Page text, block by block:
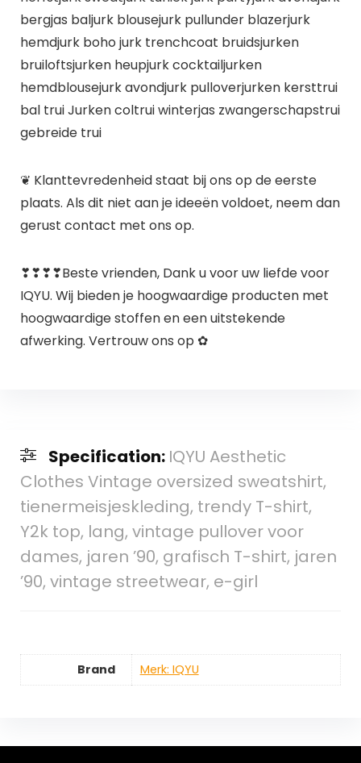
bergjas baljurk blousejurk pullunder blazerjurk
hemdjurk boho jurk trenchcoat bruidsjurken
bruiloftsjurken heupjurk cocktailjurken
hemdblousejurk avondjurk pulloverjurken kersttrui
bal trui Jurken coltrui winterjas zwangerschapstrui
gebreide trui
❦ Klanttevredenheid staat bij ons op de eerste
plaats. Als dit niet aan je ideeën voldoet, neem dan
gerust contact met ons op.
❣❣❣❣Beste vrienden, Dank u voor uw liefde voor
IQYU. Wij bieden je hoogwaardige producten met
hoogwaardige stoffen en een uitstekende
afwerking. Vertrouw ons op ✿
Specification: IQYU Aesthetic
Clothes Vintage oversized sweatshirt,
tienermeisjeskleding, trendy T-shirt,
Y2k top, lang, vintage pullover voor
dames, jaren ’90, grafisch T-shirt, jaren
’90, vintage streetwear, e-girl
Brand Merk: IQYU